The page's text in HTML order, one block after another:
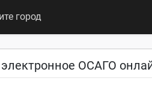
город
ОСАГО